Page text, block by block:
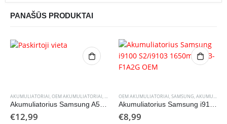
PANAŠŪS PRODUKTAI
AKUMULIATORIAI,OEM AKUMULIATORIAI,SAMSUNG
Akumuliatorius Samsung A515 A51 4000mAh EB-BA515ABY OEM
€12,99
OEM AKUMULIATORIAI,SAMSUNG,AKUMULIATORIAI
Akumuliatorius Samsung i9100 S2/i9103 1650mAh EB-F1A2G OEM
€8,99